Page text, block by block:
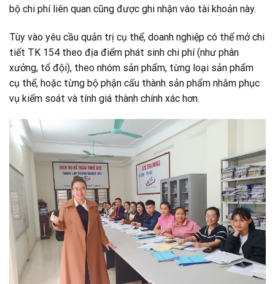
bộ chi phí liên quan cũng được ghi nhận vào tài khoản này.
Tùy vào yêu cầu quản trị cụ thể, doanh nghiệp có thể mở chi
tiết TK 154 theo địa điểm phát sinh chi phí (như phân
xưởng, tổ đội), theo nhóm sản phẩm, từng loại sản phẩm
cụ thể, hoặc từng bộ phận cấu thành sản phẩm nhằm phục
vụ kiểm soát và tính giá thành chính xác hơn.